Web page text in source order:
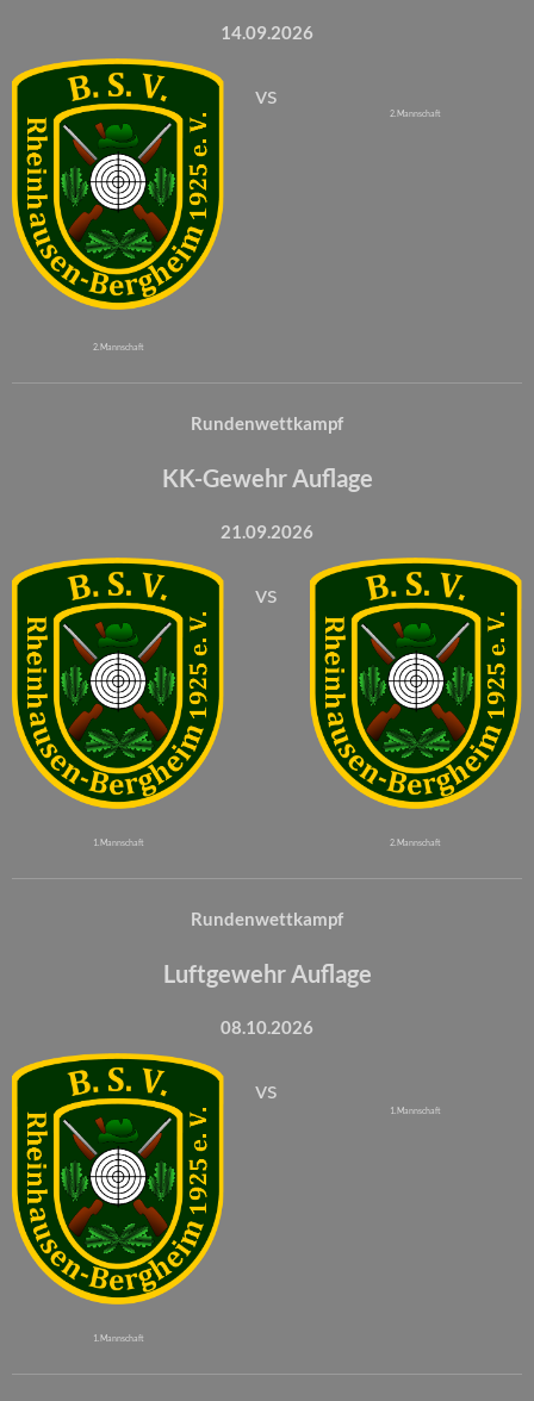
14.09.2026
2. Mannschaft
vs
2. Mannschaft
Rundenwettkampf
KK-Gewehr Auflage
21.09.2026
1. Mannschaft
vs
2. Mannschaft
Rundenwettkampf
Luftgewehr Auflage
08.10.2026
1. Mannschaft
vs
1. Mannschaft